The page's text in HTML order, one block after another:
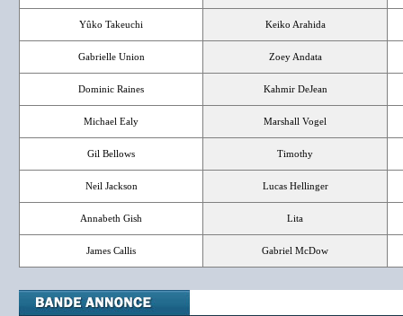
Yûko Takeuchi Keiko Arahida
Gabrielle Union Zoey Andata
Dominic Raines Kahmir DeJean
Michael Ealy Marshall Vogel
Gil Bellows Timothy
Neil Jackson Lucas Hellinger
Annabeth Gish Lita
James Callis Gabriel McDow